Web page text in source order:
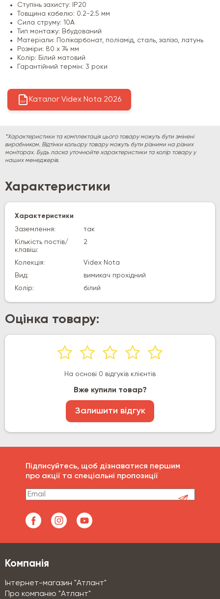
Ступінь захисту: IP20
Товщина кабелю: 0.2-2.5 мм
Сила струму: 10А
Тип монтажу: Вбудований
Матеріали: Полікарбонат, поліамід, сталь, залізо, латунь
Розміри: 80 х 74 мм
Колір: Білий матовий
Гарантійний термін: 3 роки
PDF Каталог Videx Nota 2026
*Характеристики та комплектація цього товару можуть бути змінені
виробником. Відтінки кольору товару можуть бути різними на різних
моніторах. Будь ласка уточнюйте характеристики та колір товару у
наших менеджерів.
Характеристики
Характеристики
Заземлення:
так
Кількість постів/
клавіш:
2
Колекція:
Videx Nota
Вид:
вимикач прохідний
Колір:
білий
Оцінка товару:
На основі 0 відгуків клієнтів
Вже купили товар?
Залишити відгук
Підписуйтесь, щоб дізнаватися першим
про акції та спеціальні пропозиції
Компанія
Інтернет-магазин "Атлант"
Про компанію "Атлант"